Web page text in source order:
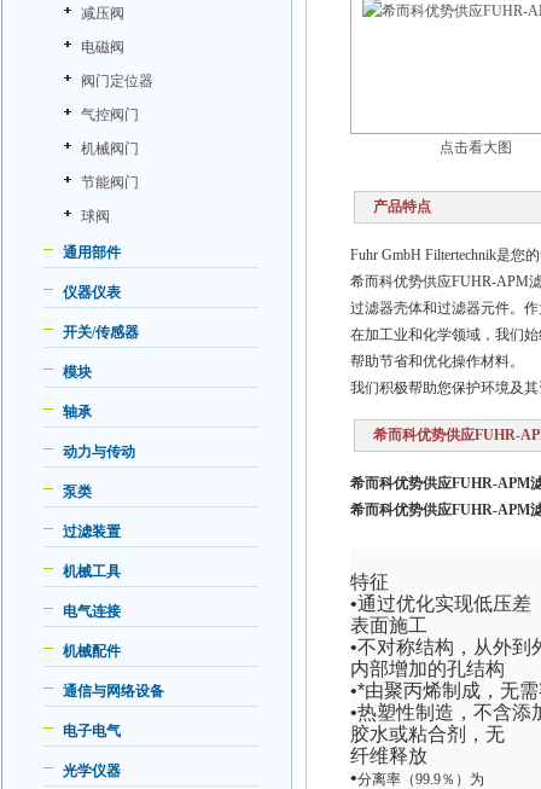
减压阀
电磁阀
阀门定位器
气控阀门
机械阀门
节能阀门
球阀
通用部件
仪器仪表
开关/传感器
模块
轴承
动力与传动
泵类
过滤装置
机械工具
电气连接
机械配件
通信与网络设备
电子电气
光学仪器
点击看大图
产品特点
Fuhr GmbH Filtertechnik是您
希而科优势供应FUHR-APM
过滤器壳体和过滤器元件。
在加工业和化学领域，我们
帮助节省和优化操作材料。
我们积极帮助您保护环境及
希而科优势供应FUHR-
希而科优势供应FUHR-APM
希而科优势供应FUHR-APM
特征
•通过优化实现低压差
表面施工
•不对称结构，从外到
内部增加的孔结构
•*由聚丙烯制成，无
•热塑性制造，不含添
胶水或粘合剂，无
纤维释放
•分离率（99.9％）为